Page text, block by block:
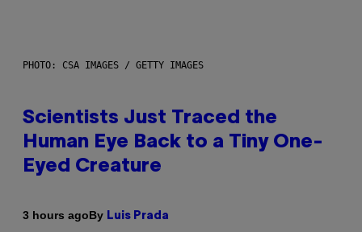
PHOTO: CSA IMAGES / GETTY IMAGES
Scientists Just Traced the
Human Eye Back to a Tiny One-
Eyed Creature
3 hours agoBy Luis Prada